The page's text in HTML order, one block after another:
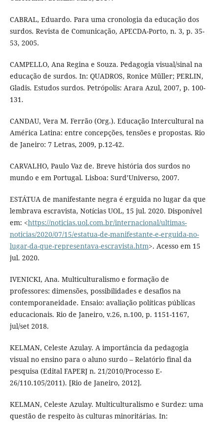
CABRAL, Eduardo. Para uma cronologia da educação dos
surdos. Revista de Comunicação, APECDA-Porto, n. 3, p. 35-
53, 2005.
CAMPELLO, Ana Regina e Souza. Pedagogia visual/sinal na
educação de surdos. In: QUADROS, Ronice Müller; PERLIN,
Gladis. Estudos surdos. Petrópolis: Arara Azul, 2007, p. 100-
131.
CANDAU, Vera M. Ferrão (Org.). Educação Intercultural na
América Latina: entre concepções, tensões e propostas. Rio
de Janeiro: 7 Letras, 2009, p.12-42.
CARVALHO, Paulo Vaz de. Breve história dos surdos no
mundo e em Portugal. Lisboa: Surd’Universo, 2007.
ESTÁTUA de manifestante negra é erguida no lugar da que
lembrava escravista, Notícias UOL, 15 jul. 2020. Disponível
em: <https://noticias.uol.com.br/internacional/ultimas-
noticias/2020/07/15/estatua-de-manifestante-e-erguida-no-
lugar-da-que-representava-escravista.htm>. Acesso em 15
jul. 2020.
IVENICKI, Ana. Multiculturalismo e formação de
professores: dimensões, possibilidades e desafios na
contemporaneidade. Ensaio: avaliação políticas públicas
educacionais. Rio de Janeiro, v.26, n.100, p. 1151-1167,
jul/set 2018.
KELMAN, Celeste Azulay. A importância da pedagogia
visual no ensino para o aluno surdo – Relatório final da
pesquisa (Edital FAPERJ n. 21/2010/Processo E-
26/110.105/2011). [Rio de Janeiro, 2012].
KELMAN, Celeste Azulay. Multiculturalismo e Surdez: uma
questão de respeito às culturas minoritárias. In: